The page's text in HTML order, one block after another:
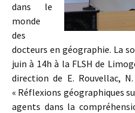
dans le
monde
des
docteurs en géographie. La
juin à 14h à la FLSH de
direction de E. Rouvellac,
« Réflexions géographiques
agents dans la